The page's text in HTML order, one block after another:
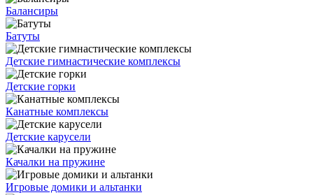
Балансиры
Батуты
Детские гимнастические комплексы
Детские горки
Канатные комплексы
Детские карусели
Качалки на пружине
Игровые домики и альтанки